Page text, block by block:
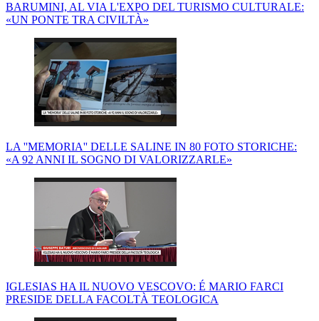
BARUMINI, AL VIA L'EXPO DEL TURISMO CULTURALE:
«UN PONTE TRA CIVILTÀ»
LA ''MEMORIA'' DELLE SALINE IN 80 FOTO STORICHE:
«A 92 ANNI IL SOGNO DI VALORIZZARLE»
IGLESIAS HA IL NUOVO VESCOVO: É MARIO FARCI
PRESIDE DELLA FACOLTÀ TEOLOGICA